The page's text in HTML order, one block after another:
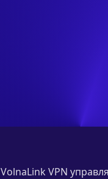
VolnaLink VPN